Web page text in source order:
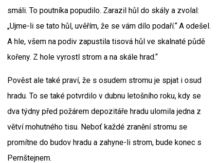
smáli. To poutníka popudilo. Zarazil hůl do skály a zvolal:
„Ujme-li se tato hůl, uvěřím, že se vám dílo podaří.“ A odešel.
A hle, všem na podiv zapustila tisová hůl ve skalnaté půdě
kořeny. Z hole vyrostl strom a na skále hrad.“
Pověst ale také praví, že s osudem stromu je spjat i osud
hradu. To se také potvrdilo v dubnu letošního roku, kdy se
dva týdny před požárem depozitáře hradu ulomila jedna z
větví mohutného tisu. Neboť každé zranění stromu se
promítne do budov hradu a zahyne-li strom, bude konec s
Pernštejnem.